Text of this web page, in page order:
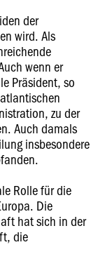
der
wird. Als
wenn er
Präsident, so
zu der
Auch damals
insbesondere
Rolle für die
Die
hat sich in der
die